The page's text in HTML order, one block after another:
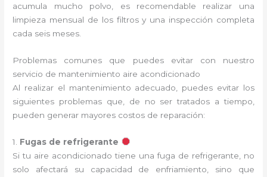
acumula mucho polvo, es recomendable realizar una
limpieza mensual de los filtros y una inspección completa
cada seis meses.
Problemas comunes que puedes evitar con nuestro
servicio de mantenimiento aire acondicionado
Al realizar el mantenimiento adecuado, puedes evitar los
siguientes problemas que, de no ser tratados a tiempo,
pueden generar mayores costos de reparación:
1. Fugas de refrigerante
Si tu aire acondicionado tiene una fuga de refrigerante, no
solo afectará su capacidad de enfriamiento, sino que